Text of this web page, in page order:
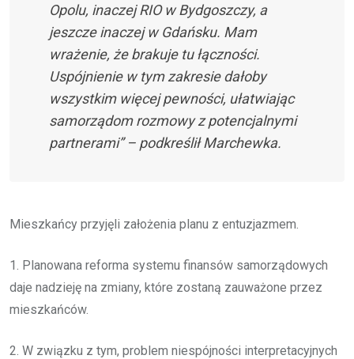
Opolu, inaczej RIO w Bydgoszczy, a
jeszcze inaczej w Gdańsku. Mam
wrażenie, że brakuje tu łączności.
Uspójnienie w tym zakresie dałoby
wszystkim więcej pewności, ułatwiając
samorządom rozmowy z potencjalnymi
partnerami” – podkreślił Marchewka.
Mieszkańcy przyjęli założenia planu z entuzjazmem.
1. Planowana reforma systemu finansów samorządowych
daje nadzieję na zmiany, które zostaną zauważone przez
mieszkańców.
2. W związku z tym, problem niespójności interpretacyjnych